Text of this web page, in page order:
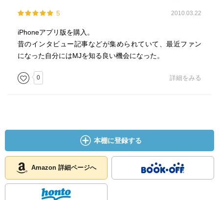
5 2010.03.22
iPhoneアプリ版を購入。
昔のインタビュー記事などが集められていて、最近ファン
になった自分にはMJを知る良い機会になった。
0 詳細をみる
本棚に登録する
Amazon 詳細ページへ